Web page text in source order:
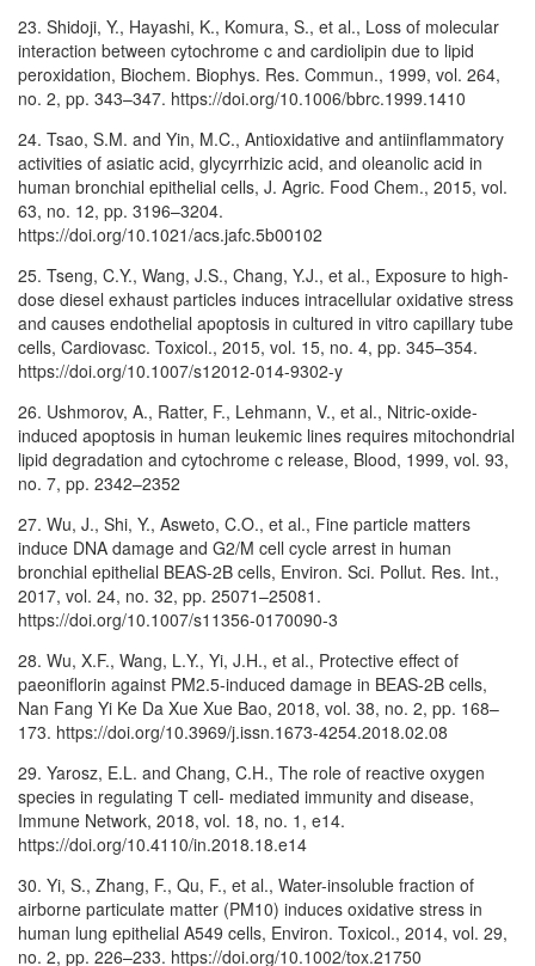
23. Shidoji, Y., Hayashi, K., Komura, S., et al., Loss of molecular
interaction between cytochrome c and cardiolipin due to lipid
peroxidation, Biochem. Biophys. Res. Commun., 1999, vol. 264,
no. 2, pp. 343–347. https://doi.org/10.1006/bbrc.1999.1410
24. Tsao, S.M. and Yin, M.C., Antioxidative and antiinflammatory
activities of asiatic acid, glycyrrhizic acid, and oleanolic acid in
human bronchial epithelial cells, J. Agric. Food Chem., 2015, vol.
63, no. 12, pp. 3196–3204.
https://doi.org/10.1021/acs.jafc.5b00102
25. Tseng, C.Y., Wang, J.S., Chang, Y.J., et al., Exposure to high-
dose diesel exhaust particles induces intracellular oxidative stress
and causes endothelial apoptosis in cultured in vitro capillary tube
cells, Cardiovasc. Toxicol., 2015, vol. 15, no. 4, pp. 345–354.
https://doi.org/10.1007/s12012-014-9302-y
26. Ushmorov, A., Ratter, F., Lehmann, V., et al., Nitric-oxide-
induced apoptosis in human leukemic lines requires mitochondrial
lipid degradation and cytochrome c release, Blood, 1999, vol. 93,
no. 7, pp. 2342–2352
27. Wu, J., Shi, Y., Asweto, C.O., et al., Fine particle matters
induce DNA damage and G2/M cell cycle arrest in human
bronchial epithelial BEAS-2B cells, Environ. Sci. Pollut. Res. Int.,
2017, vol. 24, no. 32, pp. 25071–25081.
https://doi.org/10.1007/s11356-0170090-3
28. Wu, X.F., Wang, L.Y., Yi, J.H., et al., Protective effect of
paeoniflorin against PM2.5-induced damage in BEAS-2B cells,
Nan Fang Yi Ke Da Xue Xue Bao, 2018, vol. 38, no. 2, pp. 168–
173. https://doi.org/10.3969/j.issn.1673-4254.2018.02.08
29. Yarosz, E.L. and Chang, C.H., The role of reactive oxygen
species in regulating T cell- mediated immunity and disease,
Immune Network, 2018, vol. 18, no. 1, e14.
https://doi.org/10.4110/in.2018.18.e14
30. Yi, S., Zhang, F., Qu, F., et al., Water-insoluble fraction of
airborne particulate matter (PM10) induces oxidative stress in
human lung epithelial A549 cells, Environ. Toxicol., 2014, vol. 29,
no. 2, pp. 226–233. https://doi.org/10.1002/tox.21750